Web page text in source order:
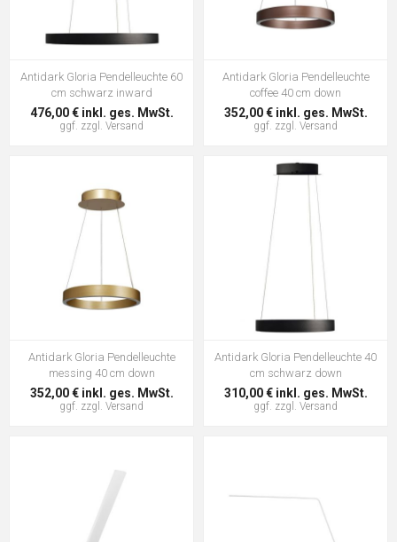
Antidark Gloria Pendelleuchte 60
cm schwarz inward
476,00 € inkl. ges. MwSt.
ggf. zzgl. Versand
Antidark Gloria Pendelleuchte
coffee 40 cm down
352,00 € inkl. ges. MwSt.
ggf. zzgl. Versand
Antidark Gloria Pendelleuchte
messing 40 cm down
352,00 € inkl. ges. MwSt.
ggf. zzgl. Versand
Antidark Gloria Pendelleuchte 40
cm schwarz down
310,00 € inkl. ges. MwSt.
ggf. zzgl. Versand